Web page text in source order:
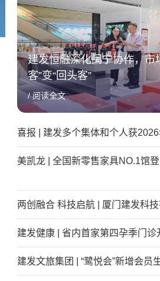
建发恒融深化闽宁协作，市
客”变“回头客”
/ 阅读全文
喜报 | 建发多个集体和个人获
美凯龙 | 全国新零售家具
两创融合 科技启航 | 厦门建发科
建发健康 | 省内首家第四孕季门诊
建发文旅集团 | “鹭悦会”新增会员